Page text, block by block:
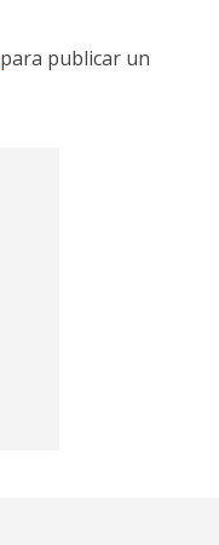
para publicar un